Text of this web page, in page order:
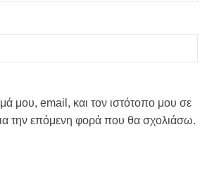
μου, email, και τον ιστότοπο μου σε
την επόμενη φορά που θα σχολιάσω.